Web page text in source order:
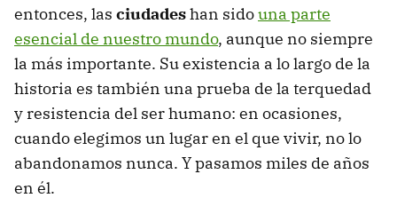
entonces, las ciudadeshan sidouna parte
esencial de nuestro mundo, aunque no siempre
la más importante. Su existencia a lo largo de la
historia es también una prueba de la terquedad
y resistencia del ser humano: en ocasiones,
cuando elegimos un lugar en el que vivir, no lo
abandonamos nunca. Y pasamos miles de años
en él.